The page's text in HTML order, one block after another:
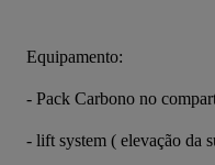
Equipamento:
- Pack Carbono no
- lift system ( elevação da